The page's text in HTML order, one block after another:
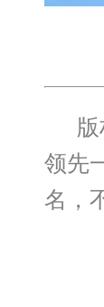
领先
名，